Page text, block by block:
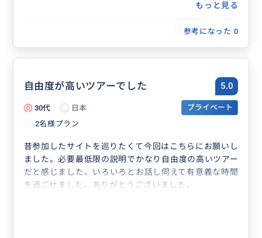
もっと見る
参考になった 0
自由度が高いツアーでした 5.0
30代 日本
プライベート
2名様プラン
昔参加したサイトを巡りたくて今回はこちらにお願いし
ました。必要最低限の説明でかなり自由度の高いツアー
だと感じました。いろいろとお話し伺えて有意義な時間
を過ごせました。ありがとうございました。